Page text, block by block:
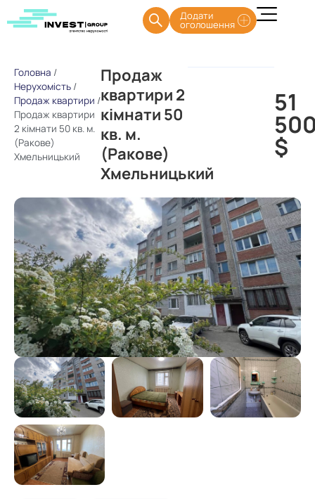
Додати
оголошення
Головна /
Нерухомість /
Продаж квартири /
Продаж квартири
2 кімнати 50 кв. м.
(Ракове)
Хмельницький
Продаж
квартири 2
кімнати 50
кв. м.
(Ракове)
Хмельницький
51
$